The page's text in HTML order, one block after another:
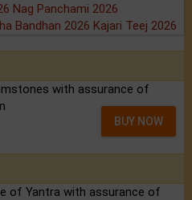
Nag Panchami 2026
Bandhan 2026 Kajari Teej 2026
with assurance of
BUY NOW
of Yantra with assurance of